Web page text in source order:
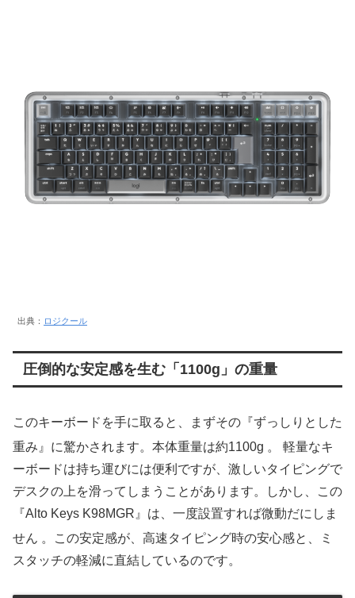
出典： ロジクール
圧倒的な安定感を生む「1100g」の重量
このキーボードを手に取ると、まずその『ずっしりとした
重み』に驚かされます。本体重量は約1100g 。 軽量なキ
ーボードは持ち運びには便利ですが、激しいタイピングで
デスクの上を滑ってしまうことがあります。しかし、この
『Alto Keys K98MGR』は、一度設置すれば微動だにしま
せん 。この安定感が、高速タイピング時の安心感と、ミ
スタッチの軽減に直結しているのです。